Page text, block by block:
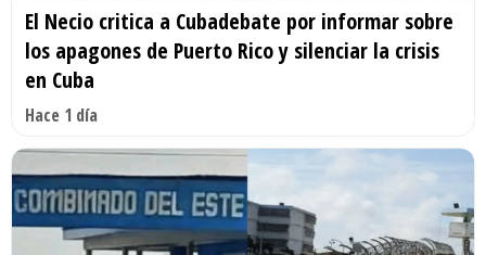
El Necio critica a Cubadebate por informar sobre
los apagones de Puerto Rico y silenciar la crisis
en Cuba
Hace 1 día